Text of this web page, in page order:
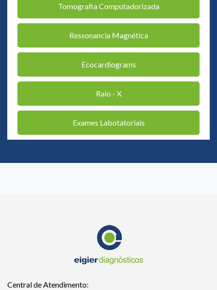
Tomografia Computadorizada
Ressonancia Magnética
Ecocardiograms
Raio - X
Exames Labotatoriais
Central de Atendimento: